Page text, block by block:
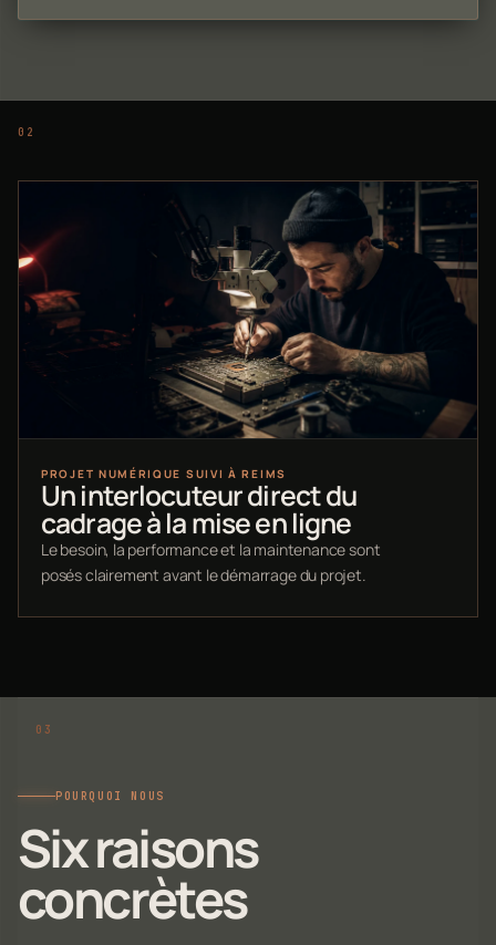
PROJET NUMÉRIQUE SUIVI À REIMS
Un interlocuteur direct du
cadrage à la mise en ligne
Le besoin, la performance et la maintenance sont
posés clairement avant le démarrage du projet.
POURQUOI NOUS
Six raisons
concrètes